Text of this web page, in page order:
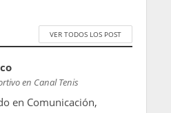
VER TODOS LOS POST
en Canal Tenis
en Comunicación,